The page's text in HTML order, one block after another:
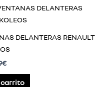
DELANTERAS RENAULT
€
carrito